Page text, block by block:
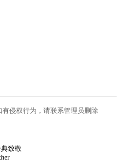
侵权行为，请联系管理员删除
致敬